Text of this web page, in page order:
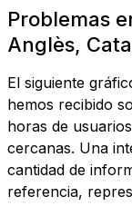
Problemas
Anglès,
El siguiente
hemos recibido
horas de
cercanas. Una
cantidad de
referencia,